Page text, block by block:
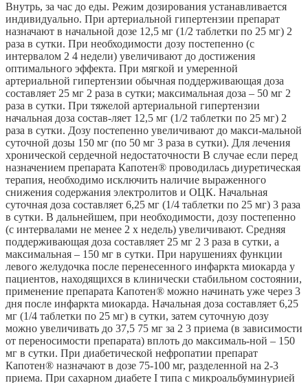
Внутрь, за час до еды. Режим дозирования устанавливается
индивидуально. При артериальной гипертензии препарат
назначают в начальной дозе 12,5 мг (1/2 таблетки по 25 мг) 2
раза в сутки. При необходимости дозу постепенно (с
интервалом 2 4 недели) увеличивают до достижения
оптимального эффекта. При мягкой и умеренной
артериальной гипертензии обычная поддерживающая доза
составляет 25 мг 2 раза в сутки; максимальная доза – 50 мг 2
раза в сутки. При тяжелой артериальной гипертензии
начальная доза состав-ляет 12,5 мг (1/2 таблетки по 25 мг) 2
раза в сутки. Дозу постепенно увеличивают до макси-мальной
суточной дозы 150 мг (по 50 мг 3 раза в сутки). Для лечения
хронической сердечной недостаточности В случае если перед
назначением препарата Капотен® проводилась диуретическая
терапия, необходимо исключить наличие выраженного
снижения содержания электролитов и ОЦК. Начальная
суточная доза составляет 6,25 мг (1/4 таблетки по 25 мг) 3 раза
в сутки. В дальнейшем, при необходимости, дозу постепенно
(с интервалами не менее 2 х недель) увеличивают. Средняя
поддерживающая доза составляет 25 мг 2 3 раза в сутки, а
максимальная – 150 мг в сутки. При нарушениях функции
левого желудочка после перенесенного инфаркта миокарда у
пациентов, находящихся в клинически стабильном состоянии,
применение препарата Капотен® можно начинать уже через 3
дня после инфаркта миокарда. Начальная доза составляет 6,25
мг (1/4 таблетки по 25 мг) в сутки, затем суточную дозу
можно увеличивать до 37,5 75 мг за 2 3 приема (в зависимости
от переносимости препарата) вплоть до максималь-ной – 150
мг в сутки. При диабетической нефропатии препарат
Капотен® назначают в дозе 75-100 мг, разделенной на 2-3
приема. При сахарном диабете I типа с микроальбуминурией